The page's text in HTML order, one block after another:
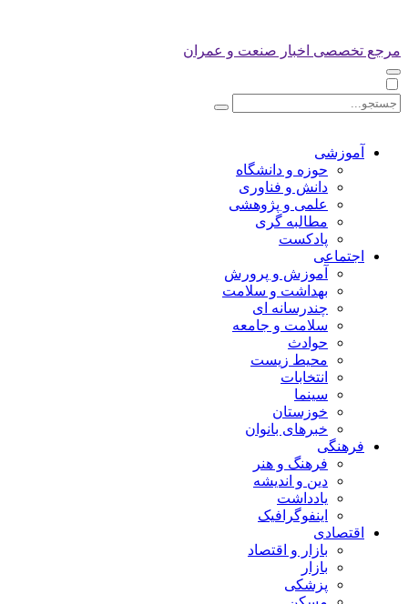
مرجع تخصصی اخبار صنعت و عمران
آموزشی
حوزه و دانشگاه
دانش و فناوری
علمی و پژوهشی
مطالبه گری
پادکست
اجتماعی
آموزش و پرورش
بهداشت و سلامت
چندرسانه ای
سلامت و جامعه
حوادث
محیط زیست
انتخابات
سینما
خوزستان
خبرهای بانوان
فرهنگی
فرهنگ و هنر
دین و اندیشه
یادداشت
اینفوگرافیک
اقتصادی
بازار و اقتصاد
بازار
پزشکی